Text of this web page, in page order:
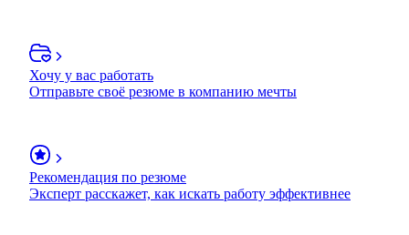
Хочу у вас работать
Отправьте своё резюме в компанию мечты
Рекомендация по резюме
Эксперт расскажет, как искать работу эффективнее